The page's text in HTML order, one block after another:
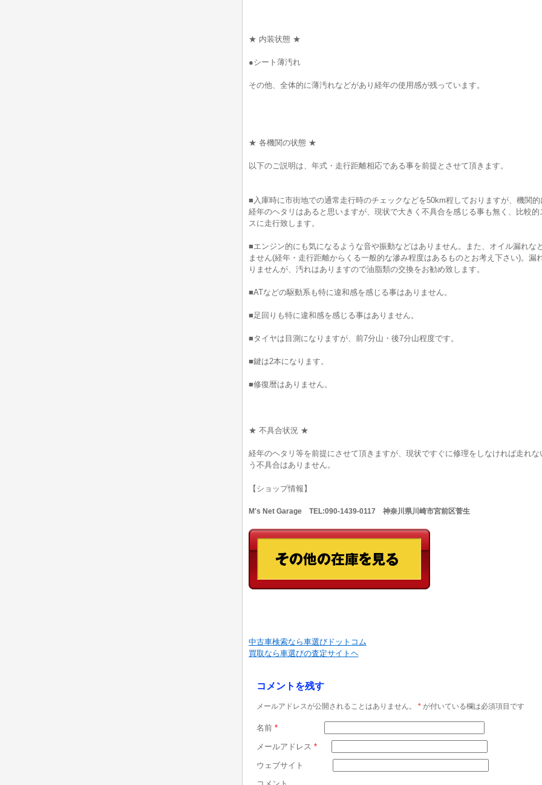
★ 内装状態 ★
●シート薄汚れ
その他、全体的に薄汚れなどがあり経年の使用感が残っています。
★ 各機関の状態 ★
以下のご説明は、年式・走行距離相応である事を前提とさせて頂きます。
■入庫時に市街地での通常走行時のチェックなどを50km程しておりますが、機関的
経年のヘタリはあると思いますが、現状で大きく不具合を感じる事も無く、比較的
スに走行致します。
■エンジン的にも気になるような音や振動などはありません。また、オイル漏れな
ません(経年・走行距離からくる一般的な滲み程度はあるものとお考え下さい)。漏
りませんが、汚れはありますので油脂類の交換をお勧め致します。
■ATなどの駆動系も特に違和感を感じる事はありません。
■足回りも特に違和感を感じる事はありません。
■タイヤは目測になりますが、前7分山・後7分山程度です。
■鍵は2本になります。
■修復暦はありません。
★ 不具合状況 ★
経年のヘタリ等を前提にさせて頂きますが、現状ですぐに修理をしなければ走れな
う不具合はありません。
【ショップ情報】
M's Net Garage TEL:090-1439-0117 神奈川県川崎市宮前区菅生
中古車検索なら車選びドットコム
買取なら車選びの査定サイトヘ
コメントを残す
メールアドレスが公開されることはありません。 *が付いている欄は必須項目です
名前 *
メールアドレス *
ウェブサイト